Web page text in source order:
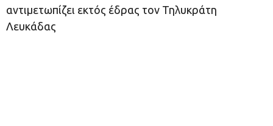
αντιμετωπίζει εκτός έδρας τον Τηλυκράτη
Λευκάδας